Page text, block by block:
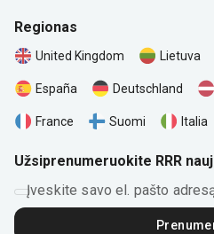
Regionas
United Kingdom Lietuva
España Deutschland
France Suomi Italia
Užsiprenumeruokite RRR
Įveskite savo el. pašto